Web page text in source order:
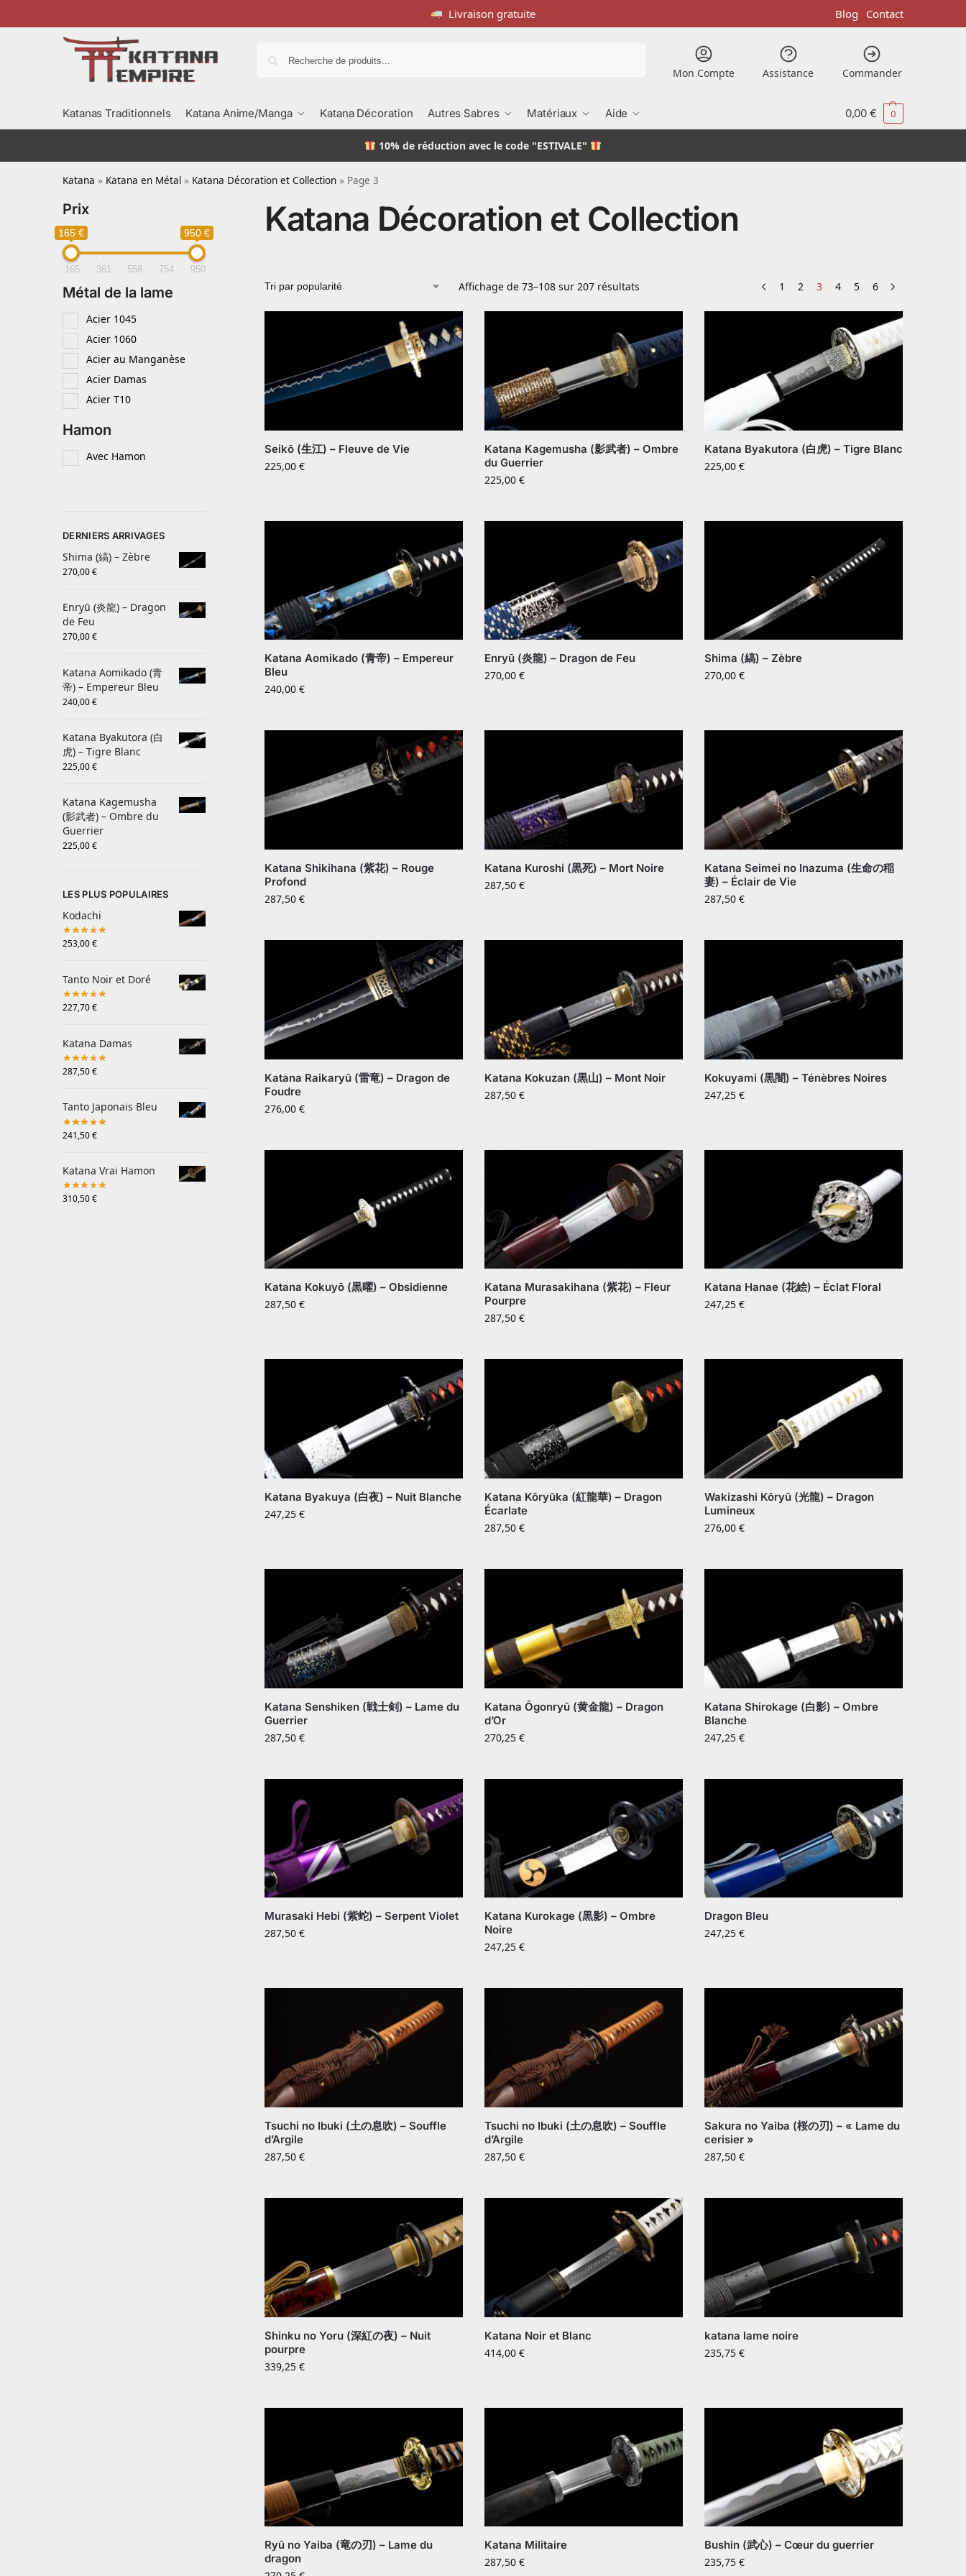
Livraison gratuite Blog Contact
Mon Compte Assistance Commander
Katanas Traditionnels Katana Anime/Manga Katana Décoration Autres Sabres Matériaux Aide 0,00€ 0
10% de réduction avec le code "ESTIVALE"
Katana » Katana en Métal » Katana Décoration et Collection » Page 3
Katana Décoration et Collection
Affichage de 73–108 sur 207 résultats 1 2 3 4 5 6
Seikō (生江) – Fleuve de Vie
225,00 €
Katana Kagemusha (影武者) – Ombre
du Guerrier
225,00 €
Katana Byakutora (白虎) – Tigre Blanc
225,00€
Katana Aomikado (青帝) – Empereur
Bleu
240,00 €
Enryū (炎龍) – Dragon de Feu
270,00 €
Shima (縞) – Zèbre
270,00€
Katana Shikihana (紫花) – Rouge
Profond
287,50 €
Katana Kuroshi (黒死) – Mort Noire
287,50 €
Katana Seimei no Inazuma (生命の稲
妻) – Éclair de Vie
287,50€
Katana Raikaryū (雷竜) – Dragon de
Foudre
276,00 €
Katana Kokuzan (黒山) – Mont Noir
287,50 €
Kokuyami (黒闇) – Ténèbres Noires
247,25€
Katana Kokuyō (黒曜) – Obsidienne
287,50 €
Katana Murasakihana (紫花) – Fleur
Pourpre
287,50 €
Katana Hanae (花絵) – Éclat Floral
247,25€
Katana Byakuya (白夜) – Nuit Blanche
247,25 €
Katana Kōryūka (紅龍華) – Dragon
Écarlate
287,50 €
Wakizashi Kōryū (光龍) – Dragon
Lumineux
276,00€
Katana Senshiken (戦士剣) – Lame du
Guerrier
287,50 €
Katana Ōgonryū (黄金龍) – Dragon
d’Or
270,25 €
Katana Shirokage (白影) – Ombre
Blanche
247,25€
Murasaki Hebi (紫蛇) – Serpent Violet
287,50 €
Katana Kurokage (黒影) – Ombre
Noire
247,25 €
Dragon Bleu
247,25€
Tsuchi no Ibuki (土の息吹) – Souffle
d’Argile
287,50 €
Tsuchi no Ibuki (土の息吹) – Souffle
d’Argile
287,50 €
Sakura no Yaiba (桜の刃) – « Lame du
cerisier »
287,50€
Shinku no Yoru (深紅の夜) – Nuit
pourpre
339,25 €
Katana Noir et Blanc
414,00 €
katana lame noire
235,75€
Ryū no Yaiba (竜の刃) – Lame du
dragon
Katana Militaire
287,50 €
Bushin (武心) – Cœur du guerrier
235,75€
Prix
165 € 950 €
165 361 558 754 950
Métal de la lame
Acier 1045
Acier 1060
Acier au Manganèse
Acier Damas
Acier T10
Hamon
Avec Hamon
DERNIERS ARRIVAGES
Shima (縞) – Zèbre
270,00€
Enryū (炎龍) – Dragon
de Feu
270,00€
Katana Aomikado (青
帝) – Empereur Bleu
240,00€
Katana Byakutora (白
虎) – Tigre Blanc
225,00€
Katana Kagemusha
(影武者) – Ombre du
Guerrier
225,00€
LES PLUS POPULAIRES
Kodachi
253,00€
Tanto Noir et Doré
227,70€
Katana Damas
287,50€
Tanto Japonais Bleu
241,50€
Katana Vrai Hamon
310,50€